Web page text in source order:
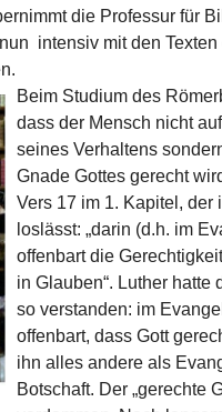
die Professur für
intensiv mit den Texten
Beim Studium des
dass der Mensch nicht
seines Verhaltens
Gnade Gottes gerecht
Vers 17 im 1. Kapitel, der
loslässt: „darin (d.h. im
offenbart die
in Glauben“. Luther hatte
so verstanden: im
offenbart, dass Gott
ihn alles andere als
Botschaft. Der „gerechte